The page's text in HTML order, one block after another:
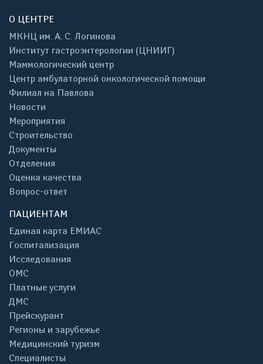
О ЦЕНТРЕ
МКНЦ им. А. С. Логинова
Институт гастроэнтерологии (ЦНИИГ)
Маммологический центр
Центр амбулаторной онкологической помощи
Филиал на Павлова
Новости
Мероприятия
Строительство
Документы
Отделения
Оценка качества
Вопрос-ответ
ПАЦИЕНТАМ
Единая карта ЕМИАС
Госпитализация
Исследования
ОМС
Платные услуги
ДМС
Прейскурант
Регионы и зарубежье
Медицинский туризм
Специалисты